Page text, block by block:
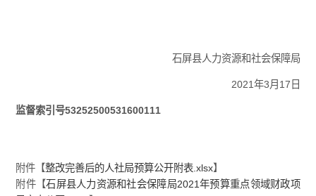
石屏县人力资源和社会保障局
2021年3月17日
监督索引号53252500531600111
附件【整改完善后的人社局预算公开附表.xlsx】
附件【石屏县人力资源和社会保障局2021年预算重点领域财政项